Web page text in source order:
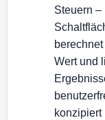
Steuern
Wert und
konzipiert